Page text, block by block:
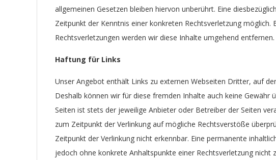
allgemeinen Gesetzen bleiben hiervon unberührt. Eine
Zeitpunkt der Kenntnis einer konkreten Rechtsverletzung möglich.
Rechtsverletzungen werden wir diese Inhalte umgehend entfernen.
Haftung für Links
Unser Angebot enthält Links zu externen Webseiten Dritter, auf
Deshalb können wir für diese fremden Inhalte auch keine Gewähr
Seiten ist stets der jeweilige Anbieter oder Betreiber der Seiten
zum Zeitpunkt der Verlinkung auf mögliche Rechtsverstöße
Zeitpunkt der Verlinkung nicht erkennbar. Eine permanente
jedoch ohne konkrete Anhaltspunkte einer Rechtsverletzung nicht